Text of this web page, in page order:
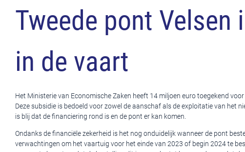
Tweede pont Velsen
in de vaart
Het Ministerie van Economische Zaken heeft 14 miljoen euro toegekend voor
Deze subsidie is bedoeld voor zowel de aanschaf als de exploitatie van het
is blij dat de financiering rond is en de pont er kan komen.
Ondanks de financiële zekerheid is het nog onduidelijk wanneer de pont
verwachtingen om het vaartuig voor het einde van 2023 of begin 2024 te